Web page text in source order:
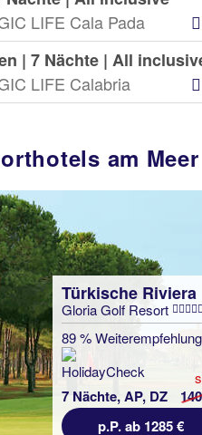
LIFE Cala Pada
| 7 Nächte | All
LIFE Calabria
am Meer
Türkische Riviera
Gloria Golf Resort
89 % Weiterempfehlung
7 Nächte, AP, DZ
p.P. ab 1285 €